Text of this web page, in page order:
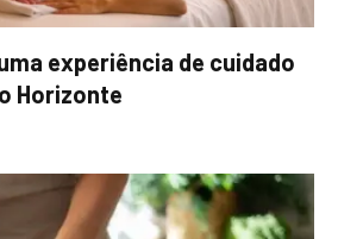
experiência de cuidado
Horizonte